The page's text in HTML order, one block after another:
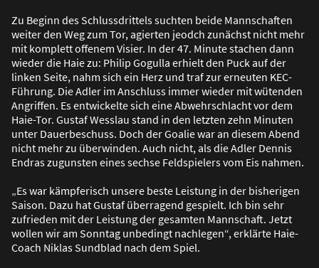
Zu Beginn des Schlussdrittels suchten beide Mannschaften
weiter den Weg zum Tor, agierten jeodch zunächst nicht mehr
mit komplett offenem Visier. In der 47. Minute stachen dann
wieder die Haie zu: Philip Gogulla erhielt den Puck auf der
linken Seite, nahm sich ein Herz und traf zur erneuten KEC-
Führung. Die Adler im Anschluss immer wieder mit wütenden
Angriffen. Es entwickelte sich eine Abwehrschlacht vor dem
Haie-Tor. Gustaf Wesslau stand in den letzten zehn Minuten
unter Dauerbeschuss. Doch der Goalie war an diesem Abend
nicht mehr zu überwinden. Auch nicht, als die Adler Dennis
Endras zugunsten eines sechse Feldspielers vom Eis nahmen.
„Es war kämpferisch unsere beste Leistung in der bisherigen
Saison. Dazu hat Gustaf überragend gespielt. Ich bin sehr
zufrieden mit der Leistung der gesamten Mannschaft. Jetzt
wollen wir am Sonntag unbedingt nachlegen“, erklärte Haie-
Coach Niklas Sundblad nach dem Spiel.